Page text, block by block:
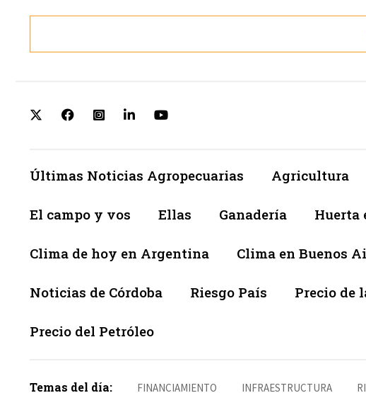
Últimas Noticias Agropecuarias Agricultura
El campo y vos Ellas Ganadería Huerta
Clima de hoy en Argentina Clima en Buenos
Noticias de Córdoba Riesgo País Precio de
Precio del Petróleo
Temas del día: FINANCIAMIENTO INFRAESTRUCTURA